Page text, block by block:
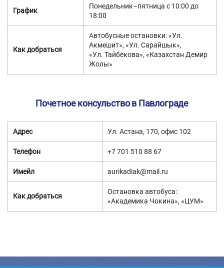
График
Понедельник–пятница с 10:00 до
18:00
Как добраться
Автобусные остановки: «Ул.
Акмешит», «Ул. Сарайшык»,
«Ул. Тайбекова», «Казахстан Демир
Жолы»
Почетное консульство в Павлограде
Адрес Ул. Астана, 170, офис 102
Телефон +7 701 510 88 67
Имейл aurikadiak@mail.ru
Как добраться
Остановка автобуса:
«Академика Чокина», «ЦУМ»